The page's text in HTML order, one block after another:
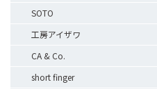
SOTO
工房アイザワ
CA & Co.
short finger